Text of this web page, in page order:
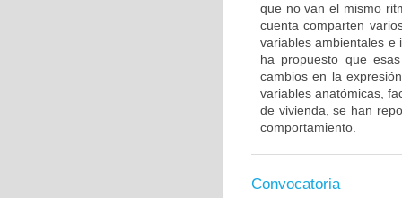
que no van el mismo
cuenta comparten
variables ambientales e
ha propuesto que
cambios en la
variables anatómicas,
de vivienda, se han
comportamiento.
Convocatoria